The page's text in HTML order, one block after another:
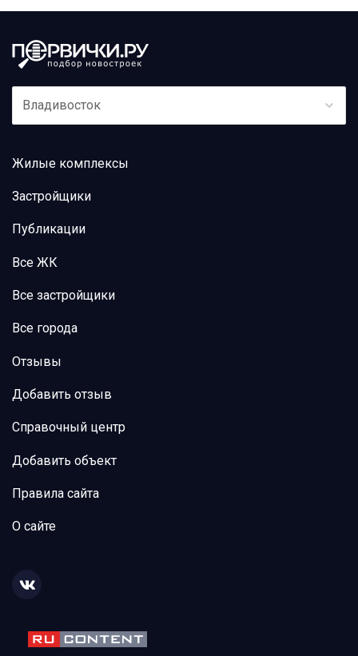
Владивосток
Жилые комплексы
Застройщики
Публикации
Все ЖК
Все застройщики
Все города
Отзывы
Добавить отзыв
Справочный центр
Добавить объект
Правила сайта
О сайте